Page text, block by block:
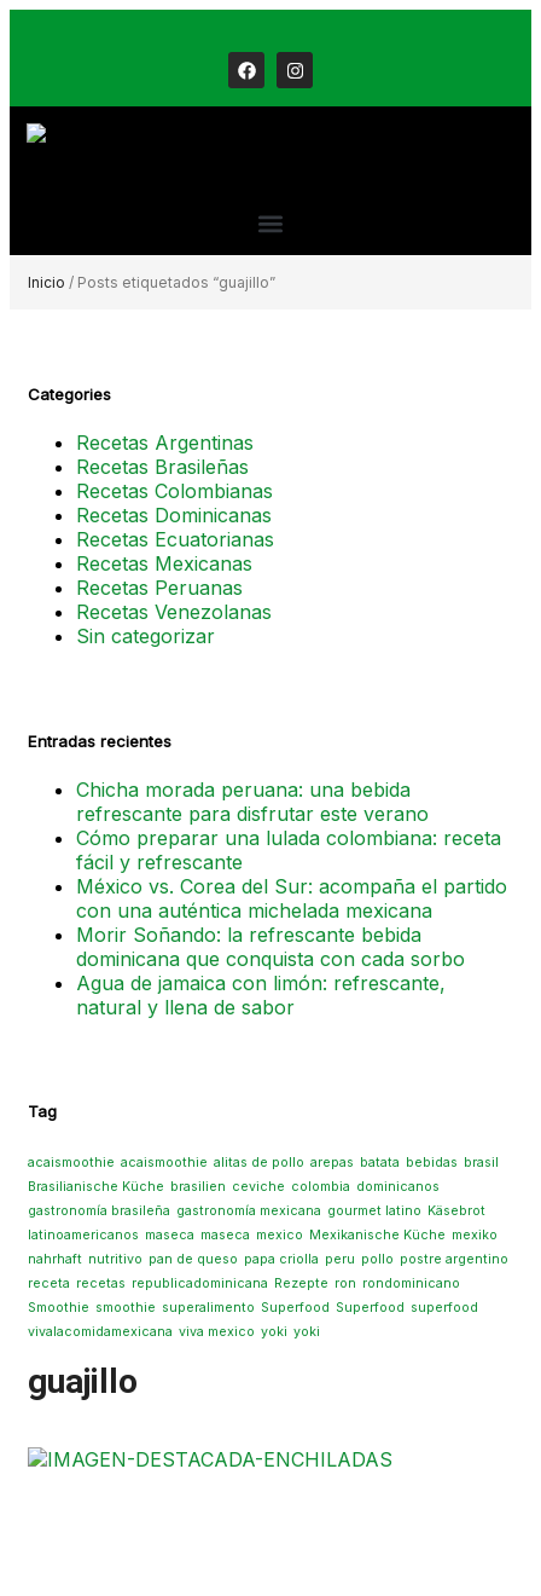
Inicio / Posts etiquetados “guajillo”
Categories
Recetas Argentinas
Recetas Brasileñas
Recetas Colombianas
Recetas Dominicanas
Recetas Ecuatorianas
Recetas Mexicanas
Recetas Peruanas
Recetas Venezolanas
Sin categorizar
Entradas recientes
Chicha morada peruana: una bebida
refrescante para disfrutar este verano
Cómo preparar una lulada colombiana: receta
fácil y refrescante
México vs. Corea del Sur: acompaña el partido
con una auténtica michelada mexicana
Morir Soñando: la refrescante bebida
dominicana que conquista con cada sorbo
Agua de jamaica con limón: refrescante,
natural y llena de sabor
Tag
acaismoothie acaismoothie alitas de pollo arepas batata bebidas brasil
Brasilianische Küche brasilien ceviche colombia dominicanos
gastronomía brasileña gastronomía mexicana gourmet latino Käsebrot
latinoamericanos maseca maseca mexico Mexikanische Küche mexiko
nahrhaft nutritivo pan de queso papa criolla peru pollo postre argentino
receta recetas republicadominicana Rezepte ron rondominicano
Smoothie smoothie superalimento Superfood Superfood superfood
vivalacomidamexicana viva mexico yoki yoki
guajillo